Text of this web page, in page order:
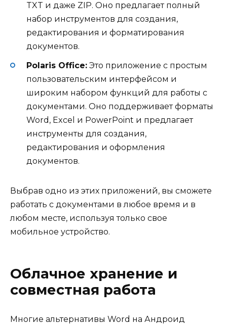
TXT и даже ZIP. Оно предлагает полный
набор инструментов для создания,
редактирования и форматирования
документов.
Polaris Office: Это приложение с простым
пользовательским интерфейсом и
широким набором функций для работы с
документами. Оно поддерживает форматы
Word, Excel и PowerPoint и предлагает
инструменты для создания,
редактирования и оформления
документов.
Выбрав одно из этих приложений, вы сможете
работать с документами в любое время и в
любом месте, используя только свое
мобильное устройство.
Облачное хранение и
совместная работа
Многие альтернативы Word на Андроид